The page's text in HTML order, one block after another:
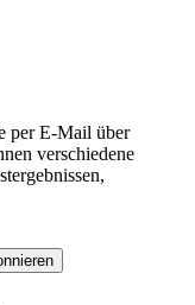
per E-Mail über
verschiedene